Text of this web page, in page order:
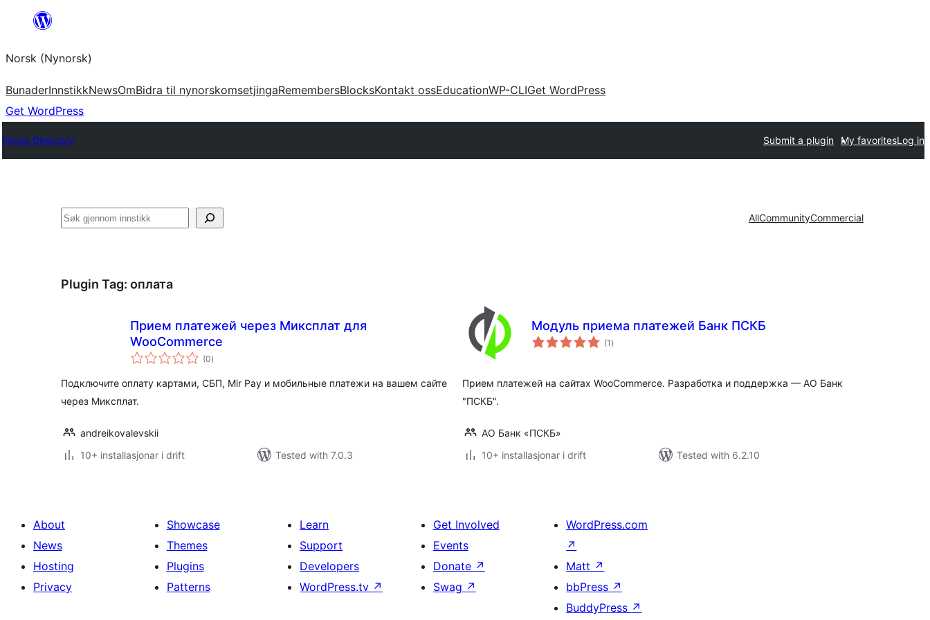
content
Norsk (Nynorsk)
BunaderInnstikkNewsOmBidra til nynorskomsetjingaRemembersBlocksKontakt ossEducationWP-CLIGet WordPress
Get WordPress
Plugin Directory Submit a plugin My favoritesLog in
Søk AllCommunityCommercial
Plugin Tag: оплата
Прием платежей через Миксплат для
WooCommerce
(0vurderingar
i)
Подключите оплату картами, СБП, Mir Pay и мобильные платежи на вашем сайте
через Миксплат.
andreikovalevskii
10+ installasjonar i drift
Tested with 7.0.3
Модуль приема платежей Банк ПСКБ
(1 vurderingar
i)
Прием платежей на сайтах WooCommerce. Разработка и поддержка — АО Банк
"ПСКБ".
АО Банк «ПСКБ»
10+ installasjonar i drift
Tested with 6.2.10
About
News
Hosting
Privacy
Showcase
Themes
Plugins
Patterns
Learn
Support
Developers
WordPress.tv ↗
Get Involved
Events
Donate ↗
Swag ↗
WordPress.com
↗
Matt ↗
bbPress ↗
BuddyPress ↗